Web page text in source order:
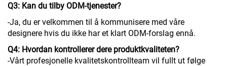
Q3: Kan du tilby ODM-tjenester?
-Ja, du er velkommen til å kommunisere med våre
designere hvis du ikke har et klart ODM-forslag ennå.
Q4: Hvordan kontrollerer dere produktkvaliteten?
-Vårt profesjonelle kvalitetskontrollteam vil fullt ut følge